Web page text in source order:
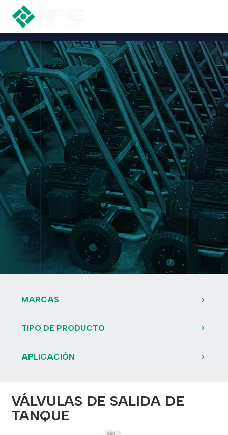
EXCLUSIVAS
MARCAS
TIPO DE PRODUCTO
APLICACIÓN
VÁLVULAS DE SALIDA DE
TANQUE